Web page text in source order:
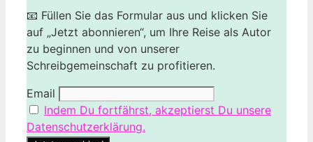
📧 Füllen Sie das Formular aus und klicken Sie
auf „Jetzt abonnieren“, um Ihre Reise als Autor
zu beginnen und von unserer
Schreibgemeinschaft zu profitieren.
Email
Indem Du fortfährst, akzeptierst Du unsere
Datenschutzerklärung.